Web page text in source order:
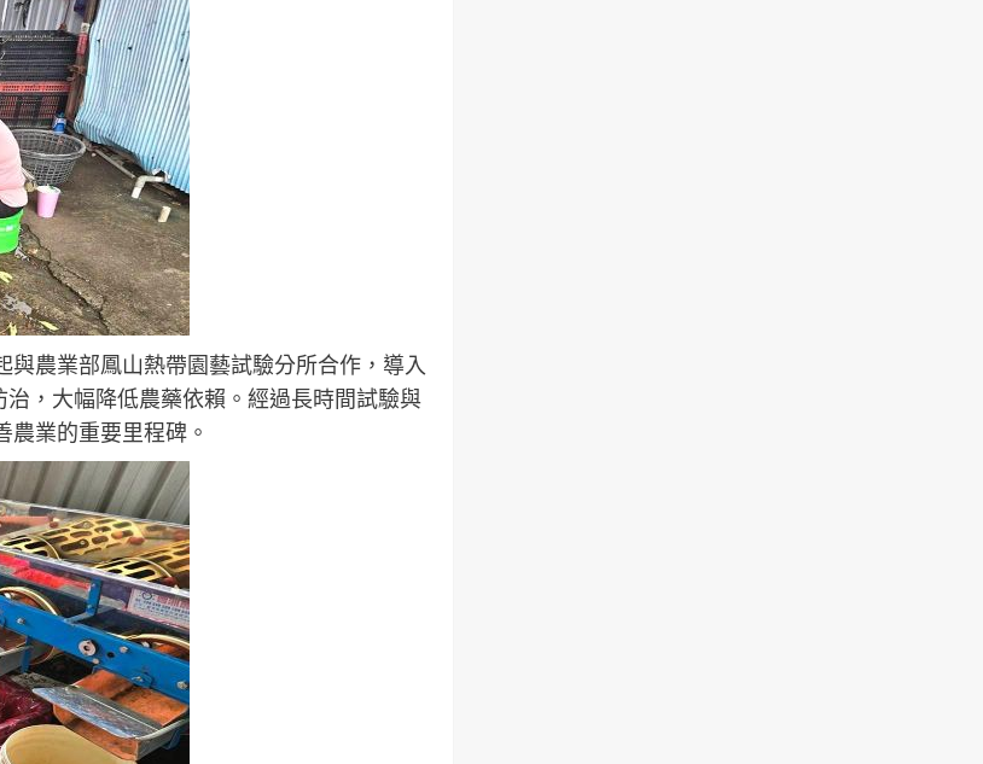
農業部鳳山熱帶園藝試驗分所合作，導入
，大幅降低農藥依賴。經過長時間試驗與
業的重要里程碑。